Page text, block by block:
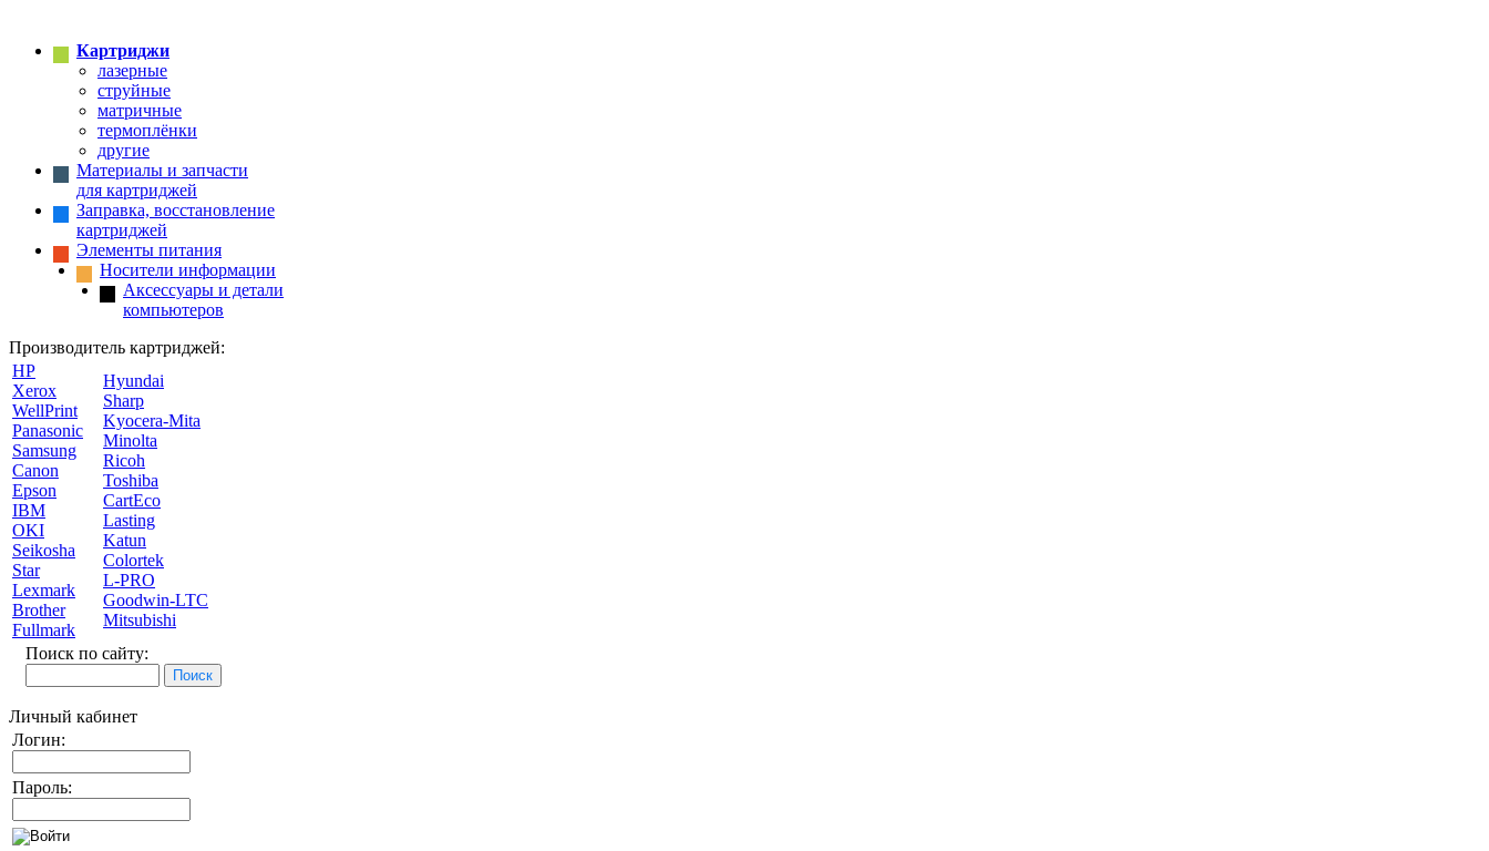
Картриджи
лазерные
струйные
матричные
термоплёнки
другие
Материалы и запчасти
для картриджей
Заправка, восстановление
картриджей
Элементы питания
Носители информации
Аксессуары и детали
компьютеров
Производитель картриджей:
HP
Xerox
WellPrint
Panasonic
Samsung
Canon
Epson
IBM
OKI
Seikosha
Star
Lexmark
Brother
Fullmark
Hyundai
Sharp
Kyocera-Mita
Minolta
Ricoh
Toshiba
CartEco
Lasting
Katun
Colortek
L-PRO
Goodwin-LTC
Mitsubishi
Поиск по сайту:
Личный кабинет
Логин:
Пароль: